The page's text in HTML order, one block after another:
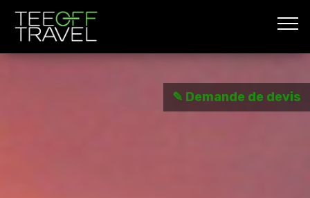
✎ Demande de devis